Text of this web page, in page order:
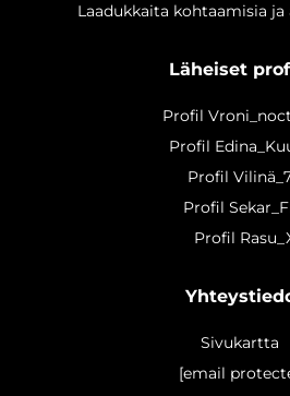
Laadukkaita kohtaamisia
Läheiset
Profil
Profil
Profil
Profil
Profil
Sivukartta
[email